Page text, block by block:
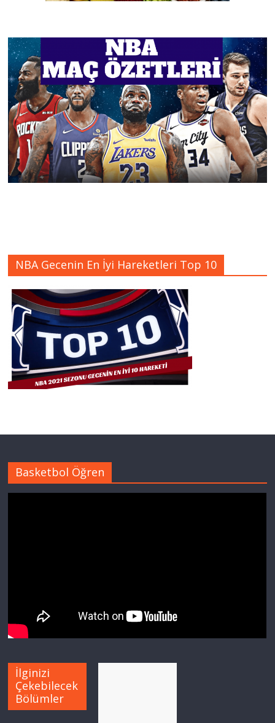
NBA Gecenin En İyi Hareketleri Top 10
Basketbol Öğren
İlginizi
Çekebilecek
Bölümler